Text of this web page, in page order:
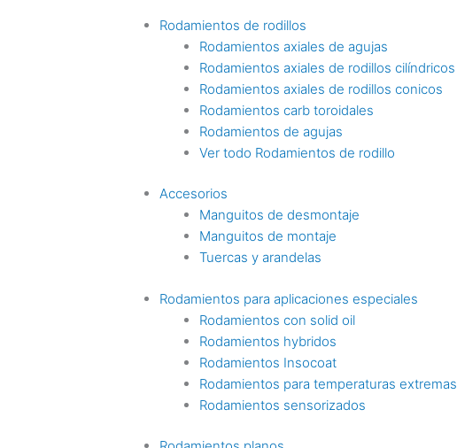
Rodamientos de rodillos
Rodamientos axiales de agujas
Rodamientos axiales de rodillos cilíndricos
Rodamientos axiales de rodillos conicos
Rodamientos carb toroidales
Rodamientos de agujas
Ver todo Rodamientos de rodillo
Accesorios
Manguitos de desmontaje
Manguitos de montaje
Tuercas y arandelas
Rodamientos para aplicaciones especiales
Rodamientos con solid oil
Rodamientos hybridos
Rodamientos Insocoat
Rodamientos para temperaturas extremas
Rodamientos sensorizados